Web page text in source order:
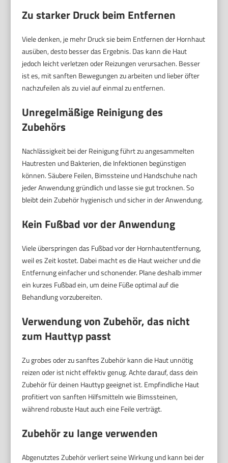
Zu starker Druck beim Entfernen
Viele denken, je mehr Druck sie beim Entfernen der Hornhaut
ausüben, desto besser das Ergebnis. Das kann die Haut
jedoch leicht verletzen oder Reizungen verursachen. Besser
ist es, mit sanften Bewegungen zu arbeiten und lieber öfter
nachzufeilen als zu viel auf einmal zu entfernen.
Unregelmäßige Reinigung des
Zubehörs
Nachlässigkeit bei der Reinigung führt zu angesammelten
Hautresten und Bakterien, die Infektionen begünstigen
können. Säubere Feilen, Bimssteine und Handschuhe nach
jeder Anwendung gründlich und lasse sie gut trocknen. So
bleibt dein Zubehör hygienisch und sicher in der Anwendung.
Kein Fußbad vor der Anwendung
Viele überspringen das Fußbad vor der Hornhautentfernung,
weil es Zeit kostet. Dabei macht es die Haut weicher und die
Entfernung einfacher und schonender. Plane deshalb immer
ein kurzes Fußbad ein, um deine Füße optimal auf die
Behandlung vorzubereiten.
Verwendung von Zubehör, das nicht
zum Hauttyp passt
Zu grobes oder zu sanftes Zubehör kann die Haut unnötig
reizen oder ist nicht effektiv genug. Achte darauf, dass dein
Zubehör für deinen Hauttyp geeignet ist. Empfindliche Haut
profitiert von sanften Hilfsmitteln wie Bimssteinen,
während robuste Haut auch eine Feile verträgt.
Zubehör zu lange verwenden
Abgenutztes Zubehör verliert seine Wirkung und kann bei der